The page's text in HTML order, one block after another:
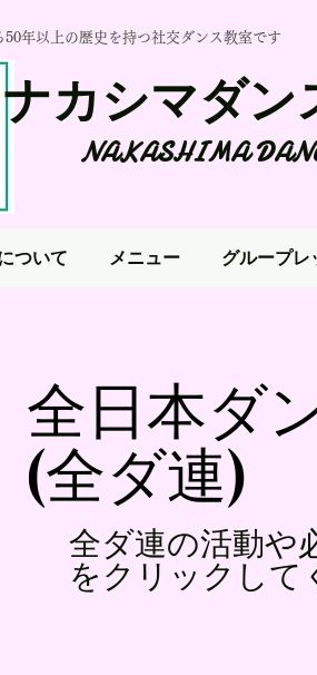
年以上の歴史を持つ社交ダンス教室です
ナカシマダ
NAKASHIMA
ついて メニュー グループレ
全日本ダ
(全ダ連)
全ダ連の活動や
をクリックして